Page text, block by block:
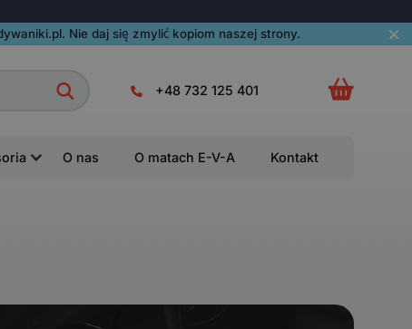
Nie daj się zmylić kopiom naszej strony.
+48 732 125 401
O nas O matach E-V-A Kontakt